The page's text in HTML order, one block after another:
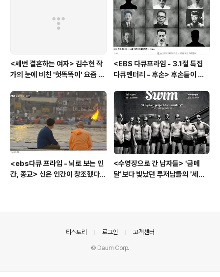
<세번 결혼하는 여자> 김수현 작
가의 눈에 비친 '헛똑똑이' 요즘 여
<EBS 다큐프라임 - 3.1절 특집
다큐멘터리 - 후손> 후손들이 말
고 후손들이 짊어진 삶의 무게
<ebs다큐 프라임 - 뇌로 보는 인
간, 종교> 신은 인간이 창조했다 -
<수영장으로 간 남자들> '금메
달'보다 빛났던 루저남들의 '세라
티스토리 로그인 고객센터
© Daum Corp.